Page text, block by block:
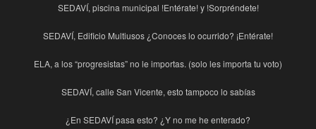
SEDAVÍ, piscina municipal !Entérate! y !Sorpréndete!
SEDAVÍ, Edificio Multiusos ¿Conoces lo ocurrido? ¡Entérate!
ELA, a los “progresistas” no le importas. (solo les importa tu voto)
SEDAVÍ, calle San Vicente, esto tampoco lo sabías
¿En SEDAVÍ pasa esto? ¿Y no me he enterado?